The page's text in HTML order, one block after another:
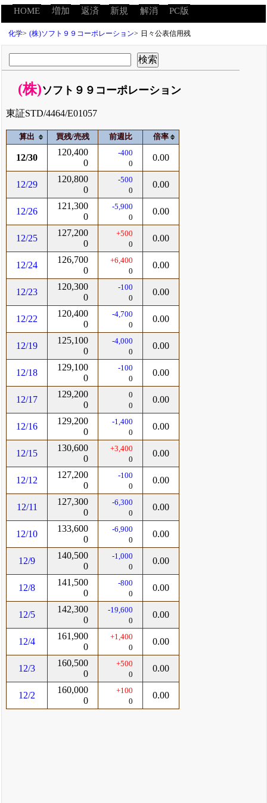
HOME 増加 返済 新規 解消 PC版
化学> (株)ソフト９９コーポレーション> 日々公表信用残
(株)ソフト９９コーポレーション
東証STD/4464/E01057
算出 買残/売残 前週比 倍率
12/30
120,400
0
-400
0
0.00
12/29
120,800
0
-500
0
0.00
12/26
121,300
0
-5,900
0
0.00
12/25
127,200
0
+500
0
0.00
12/24
126,700
0
+6,400
0
0.00
12/23
120,300
0
-100
0
0.00
12/22
120,400
0
-4,700
0
0.00
12/19
125,100
0
-4,000
0
0.00
12/18
129,100
0
-100
0
0.00
12/17
129,200
0
0
0
0.00
12/16
129,200
0
-1,400
0
0.00
12/15
130,600
0
+3,400
0
0.00
12/12
127,200
0
-100
0
0.00
12/11
127,300
0
-6,300
0
0.00
12/10
133,600
0
-6,900
0
0.00
12/9
140,500
0
-1,000
0
0.00
12/8
141,500
0
-800
0
0.00
12/5
142,300
0
-19,600
0
0.00
12/4
161,900
0
+1,400
0
0.00
12/3
160,500
0
+500
0
0.00
12/2
160,000
0
+100
0
0.00